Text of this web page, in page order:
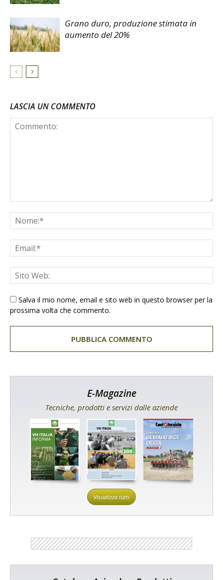
Grano duro, produzione stimata in
aumento del 20%
LASCIA UN COMMENTO
Salva il mio nome, email e sito web in questo browser per la
prossima volta che commento.
E-Magazine
Tecniche, prodotti e servizi dalle aziende
Visualizza tutti